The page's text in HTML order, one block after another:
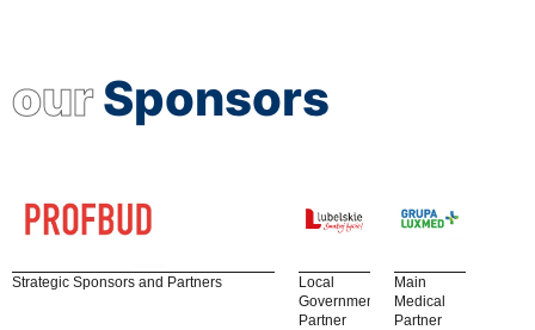
ourSponsors
Strategic Sponsors and Partners
Local
Government
Partner
Main
Medical
Partner